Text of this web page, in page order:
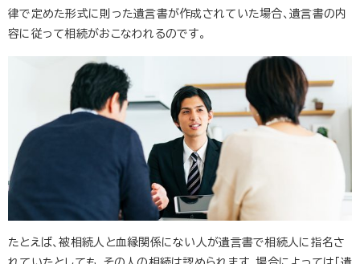
律で定めた形式に則った遺言書が作成されていた場合、遺言書の内
容に従って相続がおこなわれるのです。
たとえば、被相続人と血縁関係にない人が遺言書で相続人に指名さ